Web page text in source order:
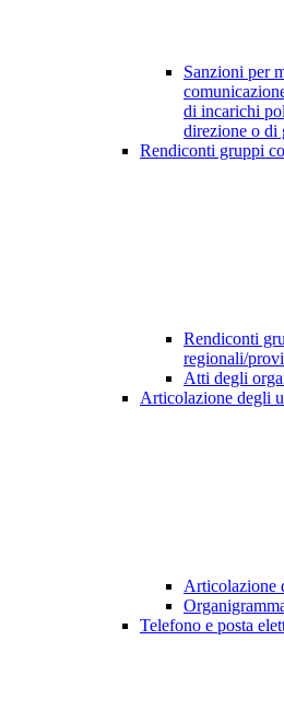
Sanzioni per
di incarichi
direzione o di
Rendiconti gruppi
Rendiconti
regionali/
Atti degli
Articolazione degli
Articolazione
Telefono e posta